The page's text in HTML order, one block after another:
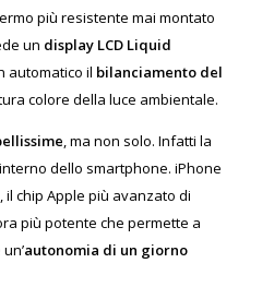
più resistente mai montato
un display LCD Liquid
automatico il bilanciamento del
colore della luce ambientale.
, ma non solo. Infatti la
dello smartphone. iPhone
, il chip Apple più avanzato di
più potente che permette a
autonomia di un giorno